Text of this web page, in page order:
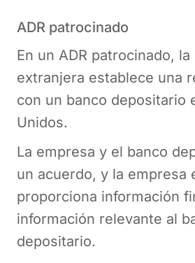
ADR patrocinado
En un ADR patrocinado,
extranjera establece una
con un banco depositario
Unidos.
La empresa y el banco
un acuerdo, y la empresa
proporciona información
información relevante al
depositario.